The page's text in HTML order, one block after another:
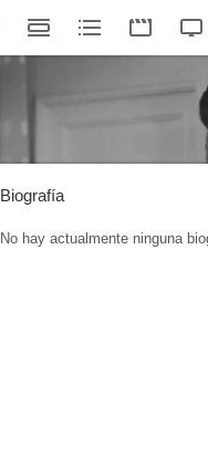
Biografía
No hay actualmente ninguna